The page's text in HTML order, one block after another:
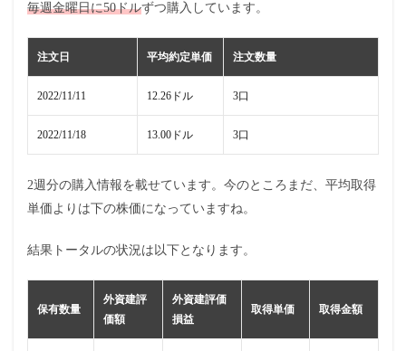
毎週金曜日に50ドルずつ購入しています。
注文日 平均約定単価 注文数量
2022/11/11 12.26ドル 3口
2022/11/18 13.00ドル 3口
2週分の購入情報を載せています。今のところまだ、平均取得
単価よりは下の株価になっていますね。
結果トータルの状況は以下となります。
保有数量
外資建評
価額
外資建評価
損益
取得単価 取得金額